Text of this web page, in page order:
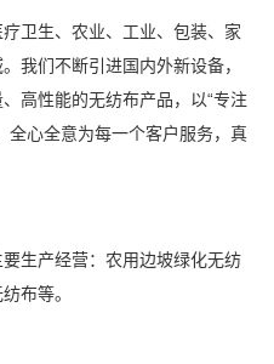
卫生、农业、工业、包装、家
我们不断引进国内外新设备，
高性能的无纺布产品，以“专注
全心全意为每一个客户服务，真
要生产经营： 农用边坡绿化无纺
纺布等。